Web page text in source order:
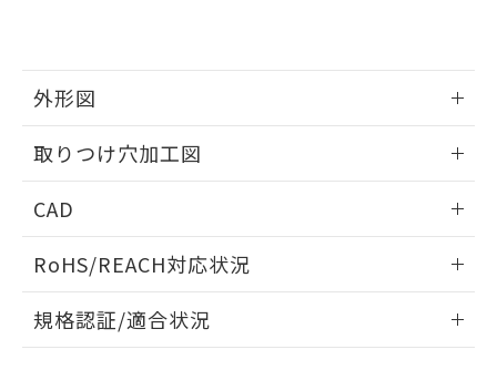
外形図
取りつけ穴加工図
CAD
ドすることができます。
ログイン/会員登録
RoHS/REACH対応状況
EU RoHS 注意事項・凡例
規格認証/適合状況
指します。
51物質の非含有証明書（当社基準）
※本証明書は発行日時点で非含有を証明す
るもので、過去に遡って非含有を証明する
ものではありません。
また、RoHS指令のフタル酸エステル類４
欄に対応日を記載しておりました。
既に当社にて対応品への在庫切替を完了
していることから、特段のことがない限
り、2022年1月12日より割愛しておりま
す。